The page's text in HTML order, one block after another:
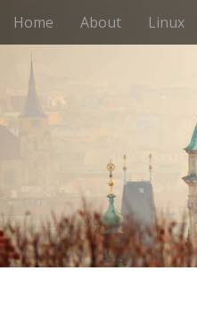
M
e
i
c
n
t
Home About Linux